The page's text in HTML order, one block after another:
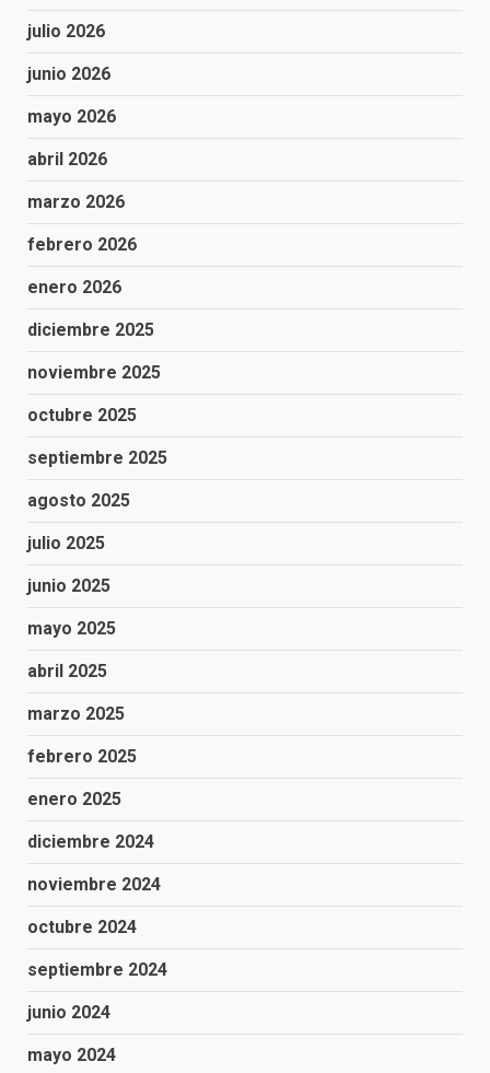
julio 2026
junio 2026
mayo 2026
abril 2026
marzo 2026
febrero 2026
enero 2026
diciembre 2025
noviembre 2025
octubre 2025
septiembre 2025
agosto 2025
julio 2025
junio 2025
mayo 2025
abril 2025
marzo 2025
febrero 2025
enero 2025
diciembre 2024
noviembre 2024
octubre 2024
septiembre 2024
junio 2024
mayo 2024